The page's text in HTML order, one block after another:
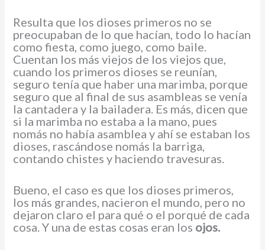
Resulta que los dioses primeros no se
preocupaban de lo que hacían, todo lo hacían
como fiesta, como juego, como baile.
Cuentan los más viejos de los viejos que,
cuando los primeros dioses se reunían,
seguro tenía que haber una marimba, porque
seguro que al final de sus asambleas se venía
la cantadera y la bailadera. Es más, dicen que
si la marimba no estaba a la mano, pues
nomás no había asamblea y ahí se estaban los
dioses, rascándose nomás la barriga,
contando chistes y haciendo travesuras.
Bueno, el caso es que los dioses primeros,
los más grandes, nacieron el mundo, pero no
dejaron claro el para qué o el porqué de cada
cosa. Y una de estas cosas eran los ojos.